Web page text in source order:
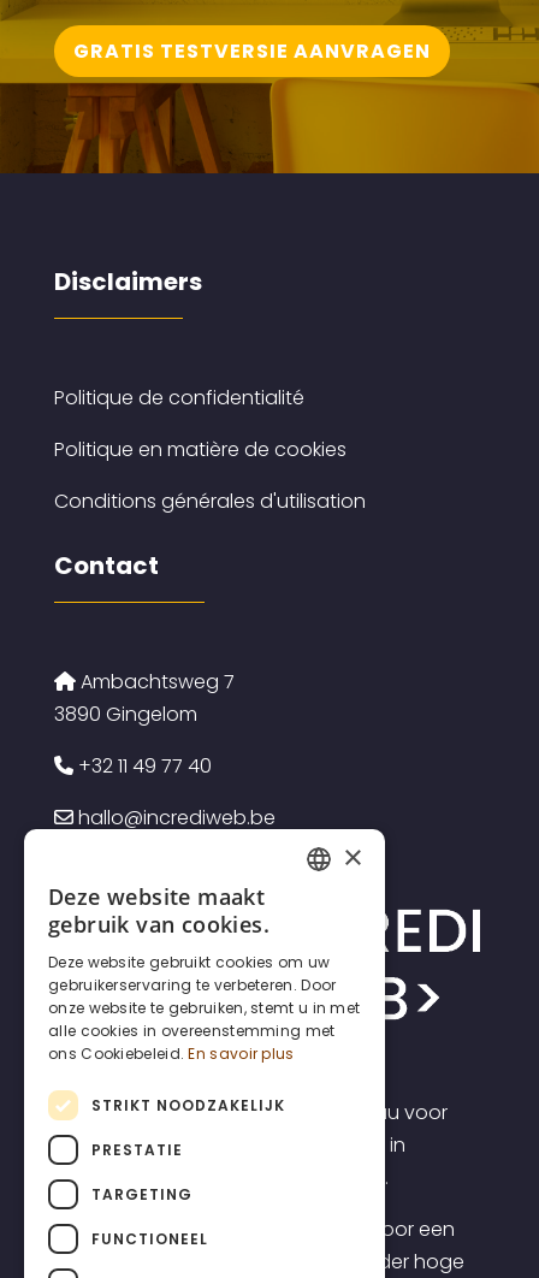
GRATIS TESTVERSIE AANVRAGEN
Disclaimers
Politique de confidentialité
Politique en matière de cookies
Conditions générales d'utilisation
Contact
Ambachtsweg 7
3890 Gingelom
+32 11 49 77 40
hallo@incrediweb.be
Incrediweb is een webdesign bureau voor
zelfstandigen en kmo's. Wij geloven in
transparantie en voorspelbaarheid.
Daarom bieden we websites aan voor een
transparante all-inclusive prijs, zonder hoge
DUTCH
ENGLISH
×
Deze website maakt
gebruik van cookies.
Deze website gebruikt cookies om uw
gebruikerservaring te verbeteren. Door
onze website te gebruiken, stemt u in met
alle cookies in overeenstemming met
ons Cookiebeleid. En savoir plus
STRIKT NOODZAKELIJK
PRESTATIE
TARGETING
FUNCTIONEEL